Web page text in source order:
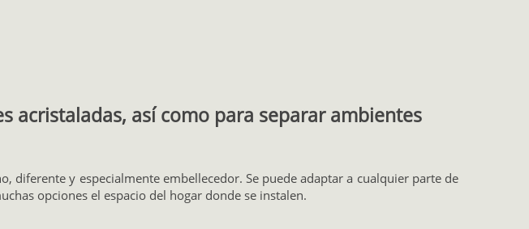
acristaladas, así como para separar ambientes
diferente y especialmente embellecedor. Se puede adaptar a cualquier parte de
opciones el espacio del hogar donde se instalen.